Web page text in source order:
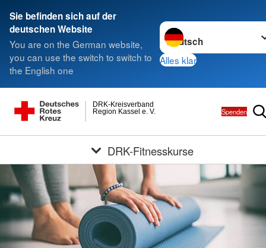
Sie befinden sich auf der
deutschen Website
You are on the German website,
you can use the switch to switch to
the English one
Sprache wechseln zu
Alles klar
Region Kassel e. V.
DRK-Kreisverband
Spenden
DRK-Fitnesskurse